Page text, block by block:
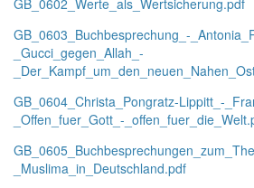
GB_0602_Werte_als_Wertsicherung.pdf
GB_0603_Buchbesprechung_-
_Gucci_gegen_Allah_-
GB_0604_Christa_Pongratz-Lippitt_-
_Offen_fuer_Gott_-
_Muslima_in_Deutschland.pdf